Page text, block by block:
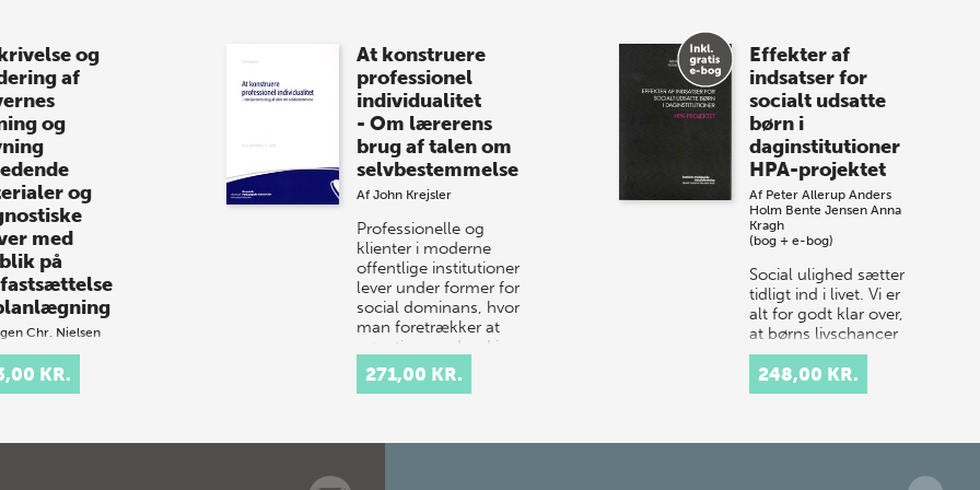
Spar op til 70% til
sommer-lagersalg!
Vi gentager succesen og inviterer igen i
år til vores store sommer-lagersalg,
så sæt kryds i kalenderen onsdag den
og
af
og
og
med
på
Chr. Nielsen
for en god
er, at
KR.
At konstruere
professionel
individualitet
- Om lærerens
brug af talen om
selvbestemmelse
Af John Krejsler
Professionelle og
klienter i moderne
offentlige institutioner
lever under former for
social dominans, hvor
man foretrækker at
gøre ting med ord i
sted…
271,00 KR.
Effekter af
indsatser for
socialt udsatte
børn i
daginstitutioner
HPA-projektet
Af Peter Allerup Anders
Holm Bente Jensen Anna
Kragh
(bog + e-bog)
Social ulighed sætter
tidligt ind i livet. Vi er
alt for godt klar over,
at børns livschancer
og muligheder ikke er
ens, men afhænger af
forældrebaggr…
248,00 KR.